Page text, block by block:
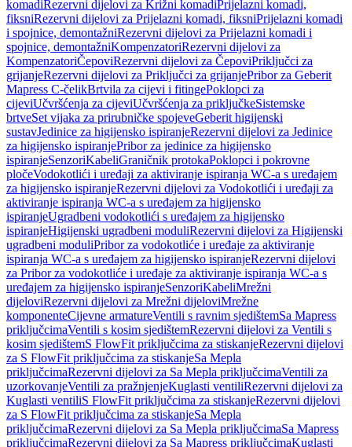
komadiRezervni dijelovi za Križni komadiPrijelazni komadi,
fiksniRezervni dijelovi za Prijelazni komadi, fiksniPrijelazni komadi
i spojnice, demontažniRezervni dijelovi za Prijelazni komadi i
spojnice, demontažniKompenzatoriRezervni dijelovi za
KompenzatoriČepoviRezervni dijelovi za ČepoviPriključci za
grijanjeRezervni dijelovi za Priključci za grijanjePribor za Geberit
Mapress C-čelikBrtvila za cijevi i fitingePoklopci za
cijeviUčvršćenja za cijeviUčvršćenja za priključkeSistemske
brtveSet vijaka za prirubničke spojeveGeberit higijenski
sustavJedinice za higijensko ispiranjeRezervni dijelovi za Jedinice
za higijensko ispiranjePribor za jedinice za higijensko
ispiranjeSenzoriKabeliGraničnik protokaPoklopci i pokrovne
pločeVodokotlići i uređaji za aktiviranje ispiranja WC-a s uređajem
za higijensko ispiranjeRezervni dijelovi za Vodokotlići i uređaji za
aktiviranje ispiranja WC-a s uređajem za higijensko
ispiranjeUgradbeni vodokotlići s uređajem za higijensko
ispiranjeHigijenski ugradbeni moduliRezervni dijelovi za Higijenski
ugradbeni moduliPribor za vodokotliće i uređaje za aktiviranje
ispiranja WC-a s uređajem za higijensko ispiranjeRezervni dijelovi
za Pribor za vodokotliće i uređaje za aktiviranje ispiranja WC-a s
uređajem za higijensko ispiranjeSenzoriKabeliMrežni
dijeloviRezervni dijelovi za Mrežni dijeloviMrežne
komponenteCijevne armatureVentili s ravnim sjedištemSa Mapress
priključcimaVentili s kosim sjedištemRezervni dijelovi za Ventili s
kosim sjedištemS FlowFit priključcima za stiskanjeRezervni dijelovi
za S FlowFit priključcima za stiskanjeSa Mepla
priključcimaRezervni dijelovi za Sa Mepla priključcimaVentili za
uzorkovanjeVentili za pražnjenjeKuglasti ventiliRezervni dijelovi za
Kuglasti ventiliS FlowFit priključcima za stiskanjeRezervni dijelovi
za S FlowFit priključcima za stiskanjeSa Mepla
priključcimaRezervni dijelovi za Sa Mepla priključcimaSa Mapress
priključcimaRezervni dijelovi za Sa Mapress priključcimaKuglasti